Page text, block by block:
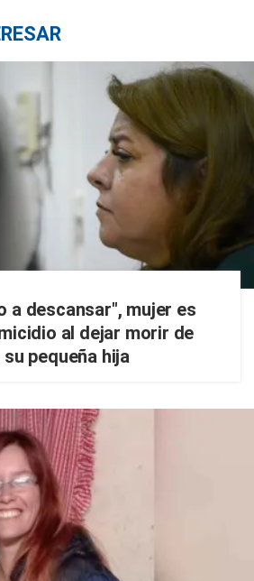
a descansar", mujer es
al dejar morir de
pequeña hija